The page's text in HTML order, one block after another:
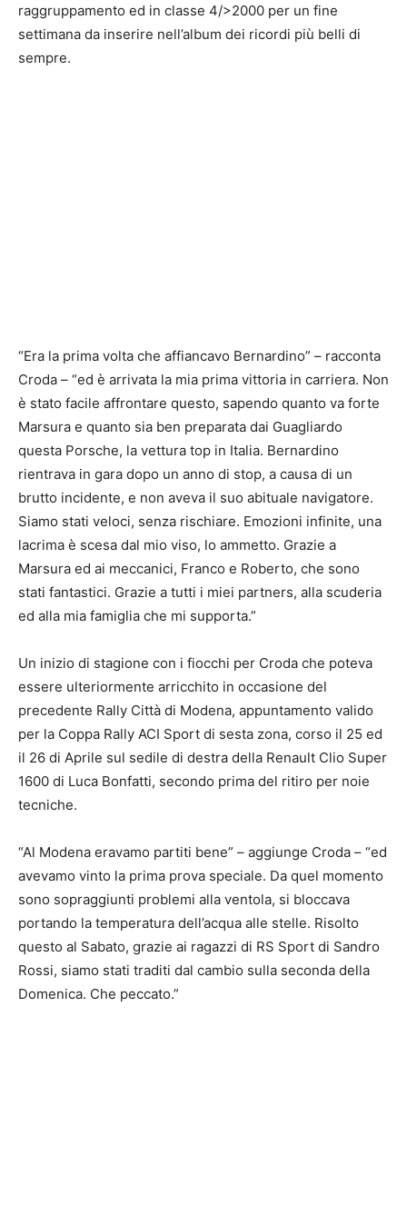
raggruppamento ed in classe 4/>2000 per un fine
settimana da inserire nell’album dei ricordi più belli di
sempre.
“Era la prima volta che affiancavo Bernardino” – racconta
Croda – “ed è arrivata la mia prima vittoria in carriera. Non
è stato facile affrontare questo, sapendo quanto va forte
Marsura e quanto sia ben preparata dai Guagliardo
questa Porsche, la vettura top in Italia. Bernardino
rientrava in gara dopo un anno di stop, a causa di un
brutto incidente, e non aveva il suo abituale navigatore.
Siamo stati veloci, senza rischiare. Emozioni infinite, una
lacrima è scesa dal mio viso, lo ammetto. Grazie a
Marsura ed ai meccanici, Franco e Roberto, che sono
stati fantastici. Grazie a tutti i miei partners, alla scuderia
ed alla mia famiglia che mi supporta.”
Un inizio di stagione con i fiocchi per Croda che poteva
essere ulteriormente arricchito in occasione del
precedente Rally Città di Modena, appuntamento valido
per la Coppa Rally ACI Sport di sesta zona, corso il 25 ed
il 26 di Aprile sul sedile di destra della Renault Clio Super
1600 di Luca Bonfatti, secondo prima del ritiro per noie
tecniche.
“Al Modena eravamo partiti bene” – aggiunge Croda – “ed
avevamo vinto la prima prova speciale. Da quel momento
sono sopraggiunti problemi alla ventola, si bloccava
portando la temperatura dell’acqua alle stelle. Risolto
questo al Sabato, grazie ai ragazzi di RS Sport di Sandro
Rossi, siamo stati traditi dal cambio sulla seconda della
Domenica. Che peccato.”